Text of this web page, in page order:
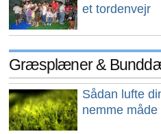
et tordenvejr
Græsplæner &
Sådan lufte
nemme måde